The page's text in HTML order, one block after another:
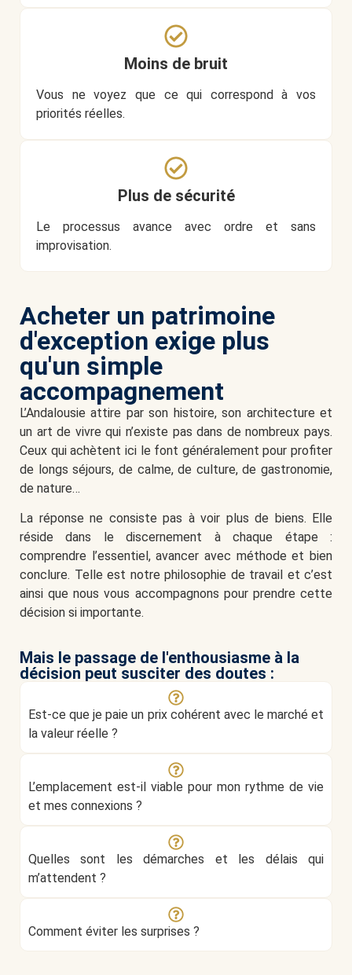
Moins de bruit
Vous ne voyez que ce qui correspond à vos
priorités réelles.
Plus de sécurité
Le processus avance avec ordre et sans
improvisation.
Acheter un patrimoine
d'exception exige plus
qu'un simple
accompagnement
L’Andalousie attire par son histoire, son architecture et
un art de vivre qui n’existe pas dans de nombreux pays.
Ceux qui achètent ici le font généralement pour profiter
de longs séjours, de calme, de culture, de gastronomie,
de nature…
La réponse ne consiste pas à voir plus de biens. Elle
réside dans le discernement à chaque étape :
comprendre l’essentiel, avancer avec méthode et bien
conclure. Telle est notre philosophie de travail et c’est
ainsi que nous vous accompagnons pour prendre cette
décision si importante.
Mais le passage de l'enthousiasme à la
décision peut susciter des doutes :
Est-ce que je paie un prix cohérent avec le marché et
la valeur réelle ?
L’emplacement est-il viable pour mon rythme de vie
et mes connexions ?
Quelles sont les démarches et les délais qui
m’attendent ?
Comment éviter les surprises ?